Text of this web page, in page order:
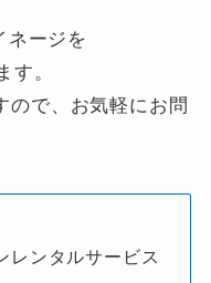
ネージを
す。
ので、お気軽にお問
レンタルサービス